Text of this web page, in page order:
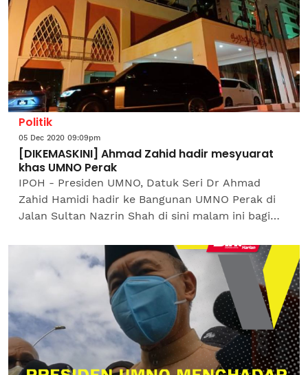
Politik
05 Dec 2020 09:09pm
[DIKEMASKINI] Ahmad Zahid hadir mesyuarat
khas UMNO Perak
IPOH - Presiden UMNO, Datuk Seri Dr Ahmad
Zahid Hamidi hadir ke Bangunan UMNO Perak di
Jalan Sultan Nazrin Shah di sini malam ini bagi
pimpinan parti...